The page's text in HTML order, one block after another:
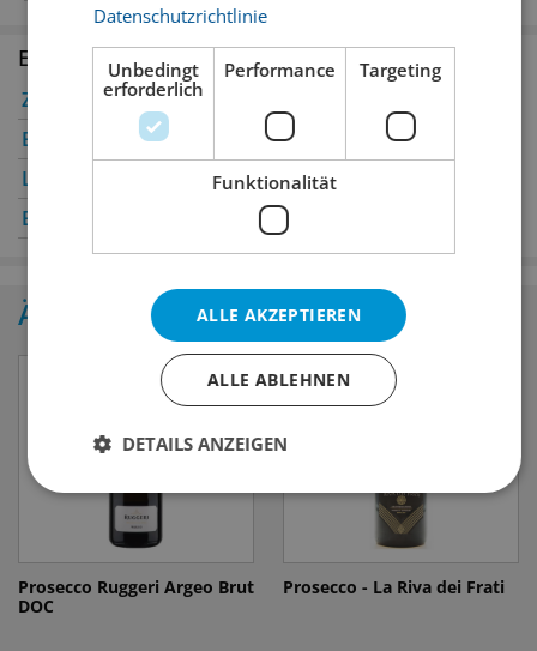
Erhältlich in den Filialen
Zürich
✔
Bern
Luzern
✔
Basel
Genève
Oerlikon
Ähnliche Produkte
Prosecco Ruggeri Argeo Brut
DOC
Prosecco - La Riva dei Frati
Datenschutzrichtlinie
Unbedingt
erforderlich
Performance Targeting
Funktionalität
ALLE AKZEPTIEREN
ALLE ABLEHNEN
DETAILS ANZEIGEN